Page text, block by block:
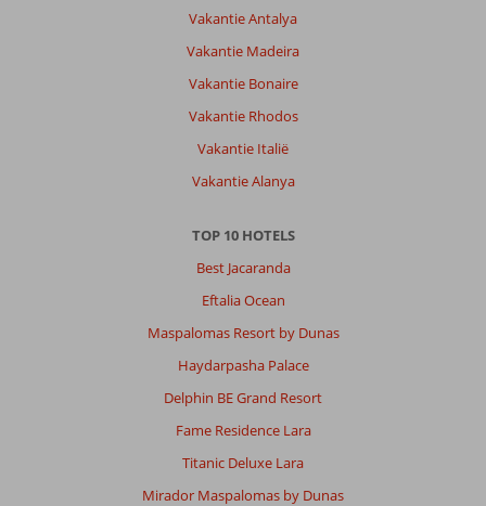
Vakantie Antalya
Vakantie Madeira
Vakantie Bonaire
Vakantie Rhodos
Vakantie Italië
Vakantie Alanya
TOP 10 HOTELS
Best Jacaranda
Eftalia Ocean
Maspalomas Resort by Dunas
Haydarpasha Palace
Delphin BE Grand Resort
Fame Residence Lara
Titanic Deluxe Lara
Mirador Maspalomas by Dunas